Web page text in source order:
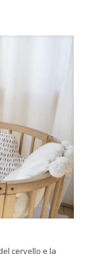
cervello e la